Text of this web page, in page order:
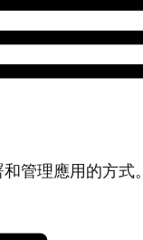
管理應用的方式。